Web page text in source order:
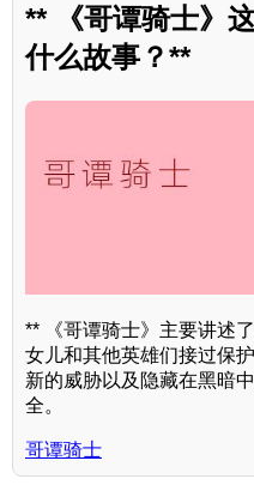
** 《哥谭骑士》
什么故事？**
** 《哥谭骑士》主要讲述
女儿和其他英雄们接过保
新的威胁以及隐藏在黑暗
全。
哥谭骑士